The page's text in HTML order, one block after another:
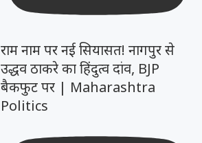
राम नाम पर नई सियासत! नागपुर से
उद्धव ठाकरे का हिंदुत्व दांव, BJP
बैकफुट पर | Maharashtra
Politics